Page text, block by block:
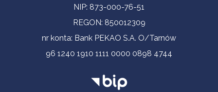
NIP: 873-000-76-51
REGON: 850012309
nr konta: Bank PEKAO S.A. O/Tarnów
96 1240 1910 1111 0000 0898 4744